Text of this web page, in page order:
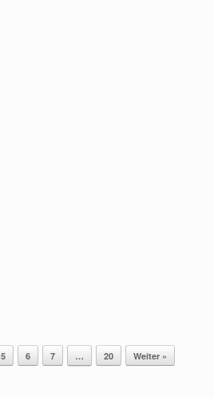
5 6 7 … 20 Weiter »